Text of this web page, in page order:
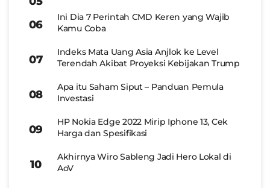
Ini Dia 7 Perintah CMD Keren yang Wajib
Kamu Coba
Indeks Mata Uang Asia Anjlok ke Level
Terendah Akibat Proyeksi Kebijakan Trump
Apa itu Saham Siput – Panduan Pemula
Investasi
HP Nokia Edge 2022 Mirip Iphone 13, Cek
Harga dan Spesifikasi
Akhirnya Wiro Sableng Jadi Hero Lokal di
AoV